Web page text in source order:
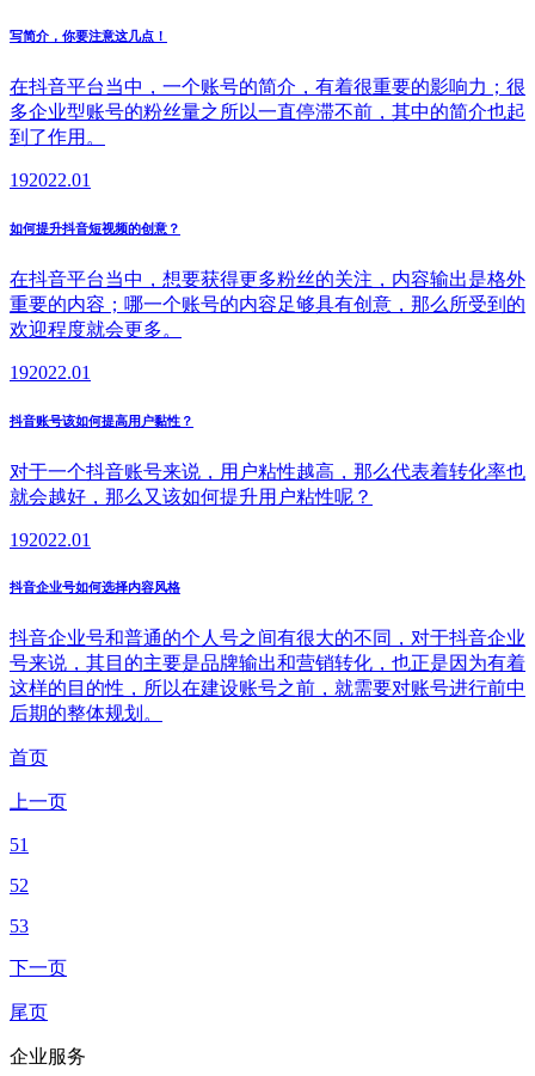
写简介，你要注意这几点！
在抖音平台当中，一个账号的简介，有着很重要的影响力；很
多企业型账号的粉丝量之所以一直停滞不前，其中的简介也起
到了作用。
192022.01
如何提升抖音短视频的创意？
在抖音平台当中，想要获得更多粉丝的关注，内容输出是格外
重要的内容；哪一个账号的内容足够具有创意，那么所受到的
欢迎程度就会更多。
192022.01
抖音账号该如何提高用户黏性？
对于一个抖音账号来说，用户粘性越高，那么代表着转化率也
就会越好，那么又该如何提升用户粘性呢？
192022.01
抖音企业号如何选择内容风格
抖音企业号和普通的个人号之间有很大的不同，对于抖音企业
号来说，其目的主要是品牌输出和营销转化，也正是因为有着
这样的目的性，所以在建设账号之前，就需要对账号进行前中
后期的整体规划。
首页
上一页
51
52
53
下一页
尾页
企业服务